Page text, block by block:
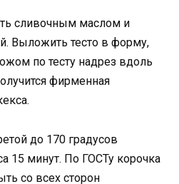
сливочным маслом и
Выложить тесто в форму,
по тесту надрез вдоль
фирменная
до 170 градусов
15 минут. По ГОСТу корочка
со всех сторон